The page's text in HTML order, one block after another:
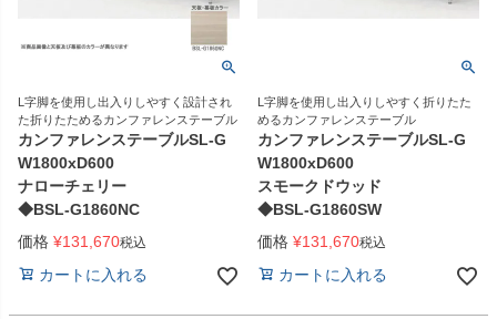
L字脚を使用し出入りしやすく設計され
た折りたためるカンファレンステーブル
カンファレンステーブルSL-G
W1800xD600
ナローチェリー
◆BSL-G1860NC
価格 ¥131,670税込
カートに入れる
L字脚を使用し出入りしやすく折りたた
めるカンファレンステーブル
カンファレンステーブルSL-G
W1800xD600
スモークドウッド
◆BSL-G1860SW
価格 ¥131,670税込
カートに入れる